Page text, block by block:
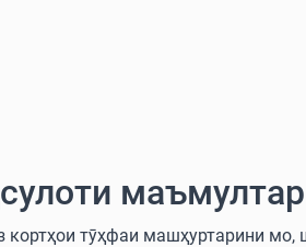
кортҳои тӯҳфаи машҳуртарини